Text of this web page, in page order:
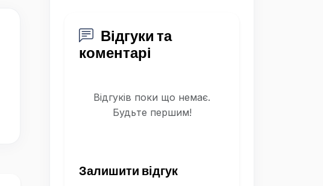
Відгуки та
коментарі
Відгуків поки що немає.
Будьте першим!
Залишити відгук